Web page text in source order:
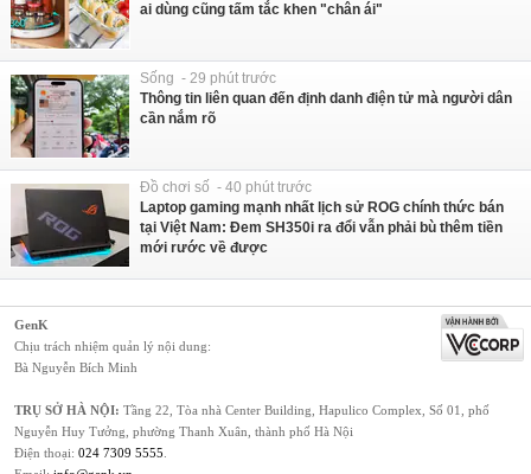
ai dùng cũng tấm tắc khen "chân ái"
Sống - 29 phút trước
Thông tin liên quan đến định danh điện tử mà người dân
cần nắm rõ
Đồ chơi số - 40 phút trước
Laptop gaming mạnh nhất lịch sử ROG chính thức bán
tại Việt Nam: Đem SH350i ra đổi vẫn phải bù thêm tiền
mới rước về được
GenK
Chịu trách nhiệm quản lý nội dung:
Bà Nguyễn Bích Minh
TRỤ SỞ HÀ NỘI: Tầng 22, Tòa nhà Center Building, Hapulico Complex, Số 01, phố
Nguyễn Huy Tưởng, phường Thanh Xuân, thành phố Hà Nội
Điện thoại: 024 7309 5555